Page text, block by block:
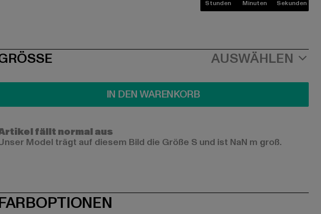
Stunden Minuten Sekunden
AUSWÄHLEN
IN DEN WARENKORB
fällt normal aus
Model trägt auf diesem Bild die Größe S und ist NaN m groß.